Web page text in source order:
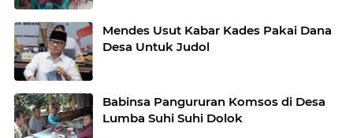
Mendes Usut Kabar Kades Pakai Dana
Desa Untuk Judol
Babinsa Pangururan Komsos di Desa
Lumba Suhi Suhi Dolok